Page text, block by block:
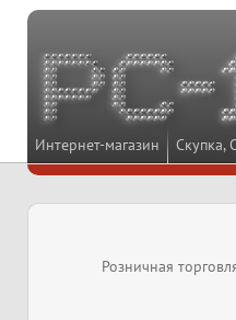
Интернет-магазин Скупка,
Розничная